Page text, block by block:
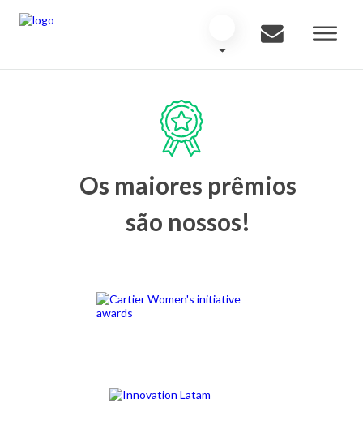
Os maiores prêmios
são nossos!